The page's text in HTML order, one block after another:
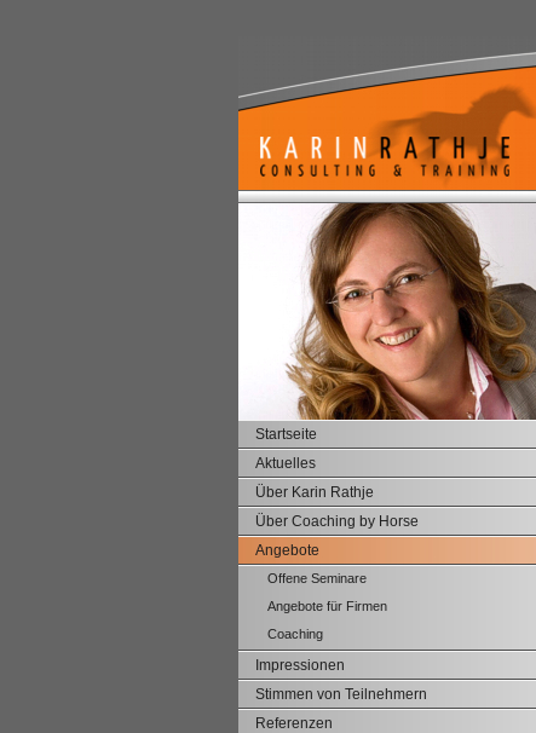
Startseite
Aktuelles
Über Karin Rathje
Über Coaching by Horse
Angebote
Offene Seminare
Angebote für Firmen
Coaching
Impressionen
Stimmen von Teilnehmern
Referenzen